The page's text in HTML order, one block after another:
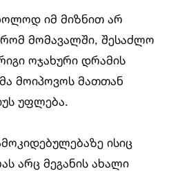
იმ მიზნით არ
მომავალში, შესაძლო
ოჯახური დრამის
მოიპოვოს მათთან
უფლება.
ისიც
არც მეგანის ახალი